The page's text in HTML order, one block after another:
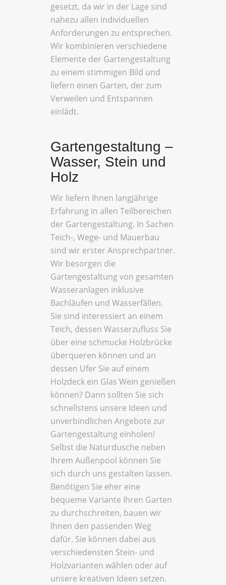
gesetzt, da wir in der Lage sind
nahezu allen individuellen
Anforderungen zu entsprechen.
Wir kombinieren verschiedene
Elemente der Gartengestaltung
zu einem stimmigen Bild und
liefern einen Garten, der zum
Verweilen und Entspannen
einlädt.
Gartengestaltung –
Wasser, Stein und
Holz
Wir liefern Ihnen langjährige
Erfahrung in allen Teilbereichen
der Gartengestaltung. In Sachen
Teich-, Wege- und Mauerbau
sind wir erster Ansprechpartner.
Wir besorgen die
Gartengestaltung von gesamten
Wasseranlagen inklusive
Bachläufen und Wasserfällen.
Sie sind interessiert an einem
Teich, dessen Wasserzufluss Sie
über eine schmucke Holzbrücke
überqueren können und an
dessen Ufer Sie auf einem
Holzdeck ein Glas Wein genießen
können? Dann sollten Sie sich
schnellstens unsere Ideen und
unverbindlichen Angebote zur
Gartengestaltung einholen!
Selbst die Naturdusche neben
Ihrem Außenpool können Sie
sich durch uns gestalten lassen.
Benötigen Sie eher eine
bequeme Variante Ihren Garten
zu durchschreiten, bauen wir
Ihnen den passenden Weg
dafür. Sie können dabei aus
verschiedensten Stein- und
Holzvarianten wählen oder auf
unsere kreativen Ideen setzen.